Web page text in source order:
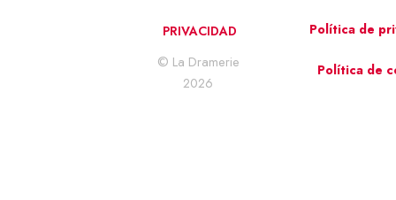
PRIVACIDAD
© La Dramerie
2026
Política de
Política de